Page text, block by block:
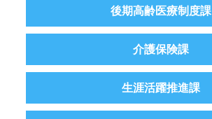
後期高齢医療制度課
介護保険課
生涯活躍推進課